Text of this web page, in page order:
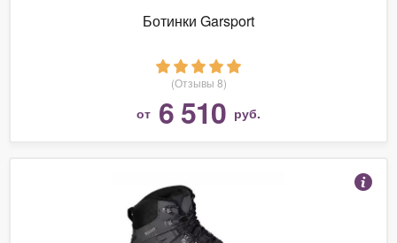
Ботинки Garsport
(Отзывы 8)
от 6 510 руб.